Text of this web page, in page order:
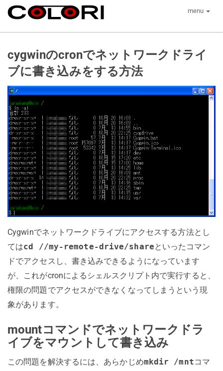
menu
cygwinのcronでネットワークドライ
ブに書き込みをする方法
Cygwinでネットワークドライブにアクセスする方法とし
てはcd //my-remote-drive/shareといったコマン
ドでアクセスし、書き込みできるようになっています
が、これがcronによるシェルスクリプト内で実行すると、
権限の問題でアクセスができなくなってしまうという現
象があります。
mountコマンドでネットワークドラ
イブをマウントして書き込み
この問題を解決するには、あらかじめmkdir /mntコマ